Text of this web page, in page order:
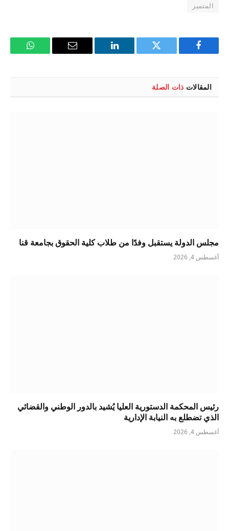
المتميز
فيسبوك تويتر لينكدإن
البريد
واتساب
المقالات ذات الصلة
مجلس الدولة يستقبل وفدًا من طلاب كلية الحقوق بجامعة قنا
أغسطس 4, 2026
رئيس المحكمة الدستورية العليا يُشيد بالدور الوطني والقضائي
الذي تضطلع به النيابة الإدارية
أغسطس 4, 2026